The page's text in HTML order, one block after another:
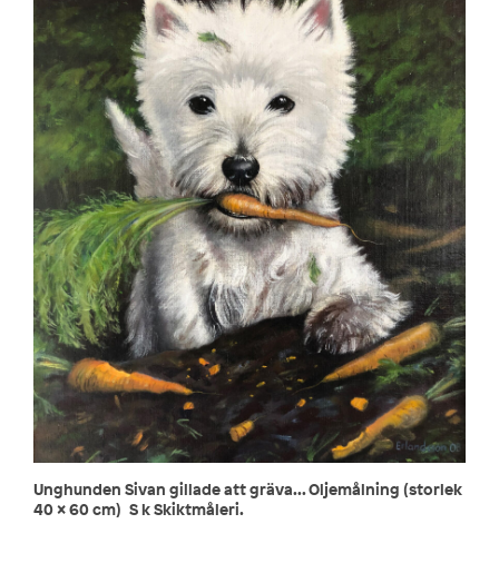
Unghunden Sivan gillade att gräva... Oljemålning (storlek
40 x 60 cm) S k Skiktmåleri.